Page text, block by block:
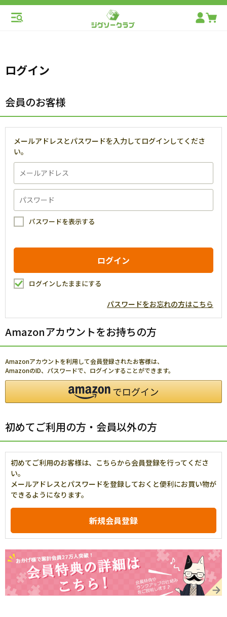
ログイン
会員のお客様
メールアドレスとパスワードを入力してログインしてくださ
い。
パスワードを表示する
ログインしたままにする
パスワードをお忘れの方はこちら
Amazonアカウントをお持ちの方
Amazonアカウントを利用して会員登録されたお客様は、
AmazonのID、パスワードで、ログインすることができます。
初めてご利用の方・会員以外の方
初めてご利用のお客様は、こちらから会員登録を行ってくださ
い。
メールアドレスとパスワードを登録しておくと便利にお買い物が
できるようになります。